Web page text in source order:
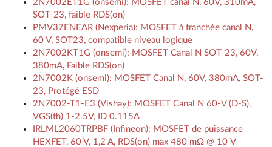
2N7002ET1G (onsemi): MOSFET canal N, 60V, 310mA,
SOT-23, faible RDS(on)
PMV37ENEAR (Nexperia): MOSFET à tranchée canal N,
60 V, SOT23, compatible niveau logique
2N7002KT1G (onsemi): MOSFET Canal N SOT-23, 60V,
380mA, Faible RDS(on)
2N7002K (onsemi): MOSFET Canal N, 60V, 380mA, SOT-
23, Protégé ESD
2N7002-T1-E3 (Vishay): MOSFET Canal N 60-V (D-S),
VGS(th) 1-2.5V, ID 0.115A
IRLML2060TRPBF (Infineon): MOSFET de puissance
HEXFET, 60 V, 1,2 A, RDS(on) max 480 mΩ @ 10 V